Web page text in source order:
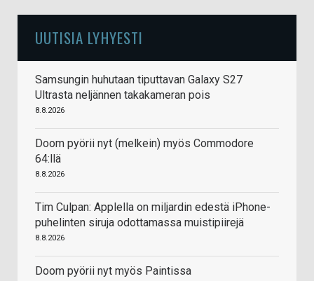
UUTISIA LYHYESTI
Samsungin huhutaan tiputtavan Galaxy S27
Ultrasta neljännen takakameran pois
8.8.2026
Doom pyörii nyt (melkein) myös Commodore
64:llä
8.8.2026
Tim Culpan: Applella on miljardin edestä iPhone-
puhelinten siruja odottamassa muistipiirejä
8.8.2026
Doom pyörii nyt myös Paintissa